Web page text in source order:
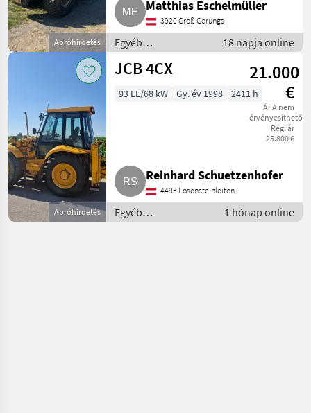
Apróhirdetés
Matthias Eschelmüller
3920 Groß Gerungs
Egyéb
mezőgazdasági
erőgépek /
18 napja online
Apróhirdetés
JCB 4CX
21.000
€
ÁFA nem
érvényesíthető
Régi ár
25.800 €
93 LE/68 kW Gy. év 1998 2411 h
Reinhard Schuetzenhofer
4493 Losensteinleiten
Egyéb
mezőgazdasági
1 hónap online